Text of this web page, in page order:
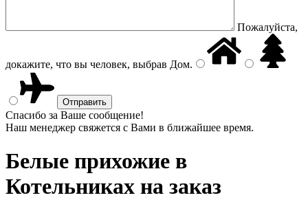
Пожалуйста,
докажите, что вы человек, выбрав Дом.
Спасибо за Ваше сообщение!
Наш менеджер свяжется с Вами в ближайшее время.
Белые прихожие в
Котельниках на заказ